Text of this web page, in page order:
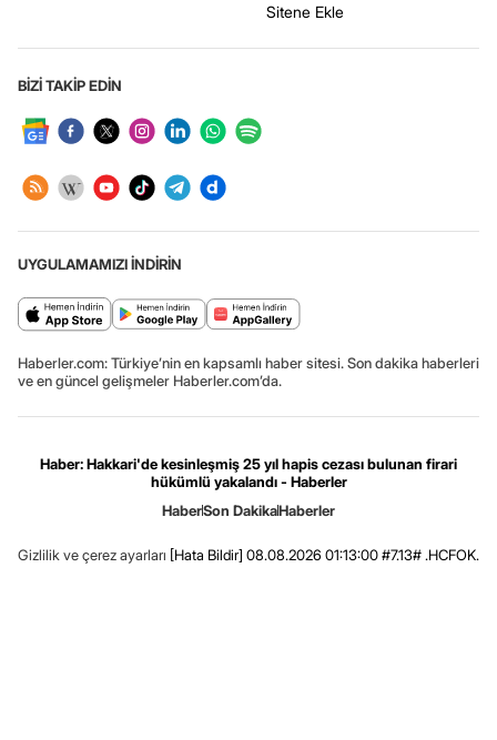
Sitene Ekle
BİZİ TAKİP EDİN
UYGULAMAMIZI İNDİRİN
Haberler.com: Türkiye’nin en kapsamlı haber sitesi. Son dakika haberleri
ve en güncel gelişmeler Haberler.com’da.
Haber: Hakkari'de kesinleşmiş 25 yıl hapis cezası bulunan firari
hükümlü yakalandı - Haberler
HaberSon DakikaHaberler
Gizlilik ve çerez ayarları [Hata Bildir] 08.08.2026 01:13:00 #7.13# .HCFOK.